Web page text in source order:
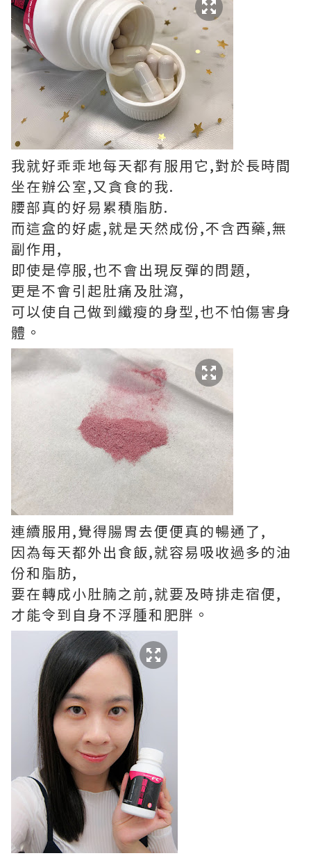
我就好乖乖地每天都有服用它,對於長時間
坐在辦公室,又貪食的我.
腰部真的好易累積脂肪.
而這盒的好處,就是天然成份,不含西藥,無
副作用,
即使是停服,也不會出現反彈的問題,
更是不會引起肚痛及肚瀉,
可以使自己做到纖瘦的身型,也不怕傷害身
體。
連續服用,覺得腸胃去便便真的暢通了,
因為每天都外出食飯,就容易吸收過多的油
份和脂肪,
要在轉成小肚腩之前,就要及時排走宿便,
才能令到自身不浮腫和肥胖。